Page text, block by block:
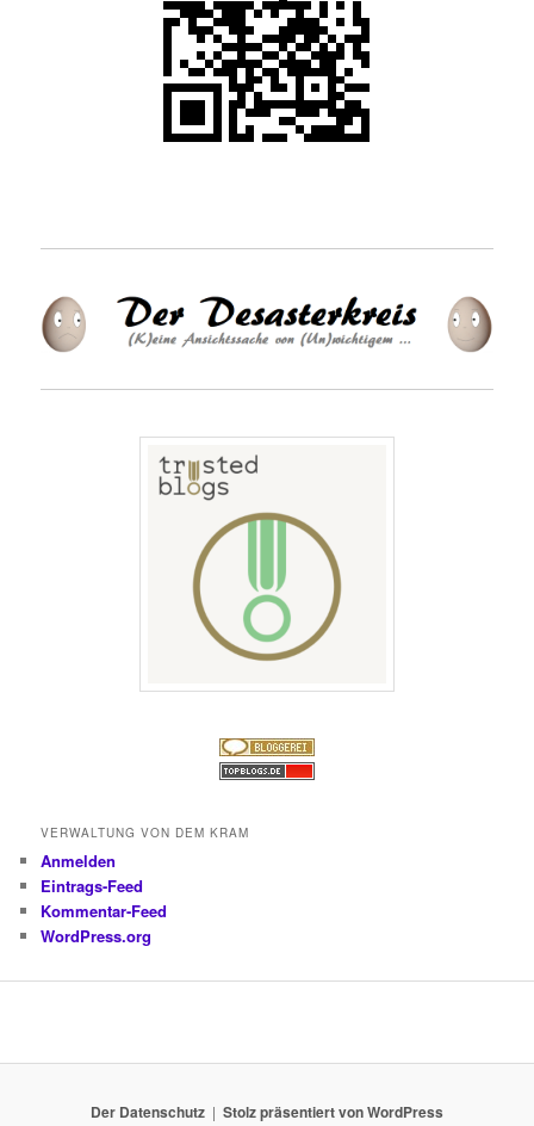
VERWALTUNG VON DEM KRAM
Anmelden
Eintrags-Feed
Kommentar-Feed
WordPress.org
Der Datenschutz Stolz präsentiert von WordPress